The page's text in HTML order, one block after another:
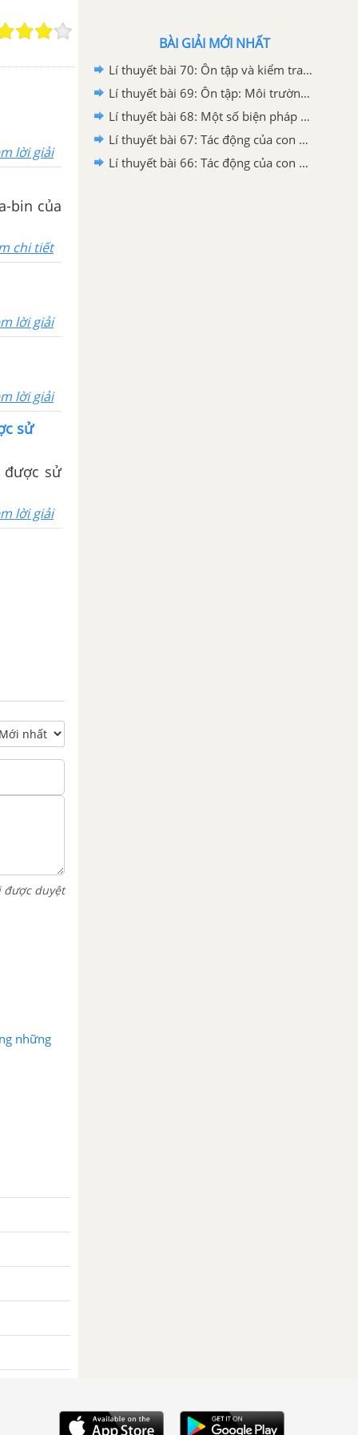
lời giải
bin của
chi tiết
lời giải
lời giải
sử
được sử
lời giải
được duyệt
những
BÀI GIẢI MỚI NHẤT
Lí thuyết bài 70: Ôn tập và kiểm tra cuối năm
Lí thuyết bài 69: Ôn tập: Môi trường và tài nguyên thiên nhiên
Lí thuyết bài 68: Một số biện pháp bảo vệ môi trường
Lí thuyết bài 67: Tác động của con người đến môi trường không khí và nước
Lí thuyết bài 66: Tác động của con người đến môi trường đất